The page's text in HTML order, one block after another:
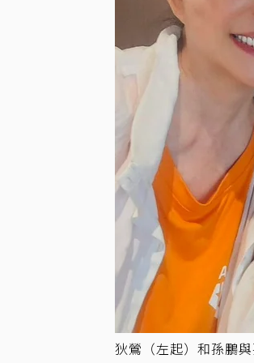
狄鶯（左起）和孫鵬